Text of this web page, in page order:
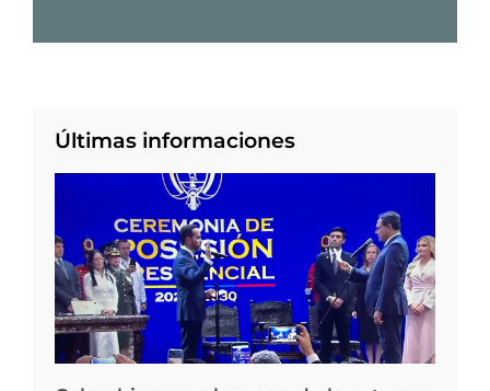
Últimas informaciones